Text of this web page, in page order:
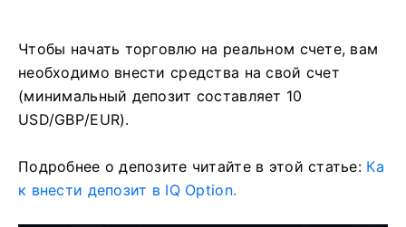
Чтобы начать торговлю на реальном счете, вам
необходимо внести средства на свой счет
(минимальный депозит составляет 10
USD/GBP/EUR).
Подробнее о депозите читайте в этой статье: Ка
к внести депозит в IQ Option.